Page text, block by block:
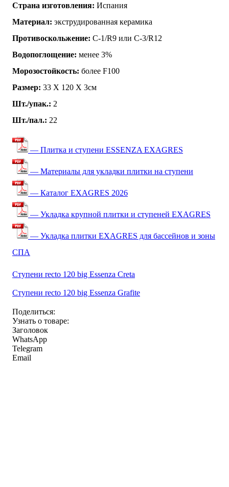
Страна изготовления: Испания
Материал: экструдированная керамика
Противоскольжение: C-1/R9 или C-3/R12
Водопоглощение: менее 3%
Морозостойкость: более F100
Размер: 33 Х 120 Х 3см
Шт./упак.: 2
Шт./пал.: 22
— Плитка и ступени ESSENZA EXAGRES
— Материалы для укладки плитки на ступени
— Каталог EXAGRES 2026
— Укладка крупной плитки и ступеней EXAGRES
— Укладка плитки EXAGRES для бассейнов и зоны
СПА
Ступени recto 120 big Essenza Creta
Ступени recto 120 big Essenza Grafite
Поделиться:
Узнать о товаре:
Заголовок
WhatsApp
Telegram
Email